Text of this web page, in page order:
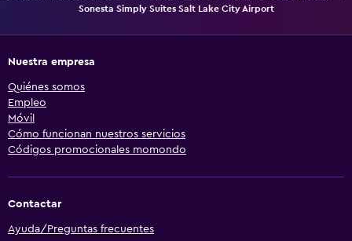
Sonesta Simply Suites Salt Lake City Airport
Nuestra empresa
Quiénes somos
Empleo
Móvil
Cómo funcionan nuestros servicios
Códigos promocionales momondo
Contactar
Ayuda/Preguntas frecuentes